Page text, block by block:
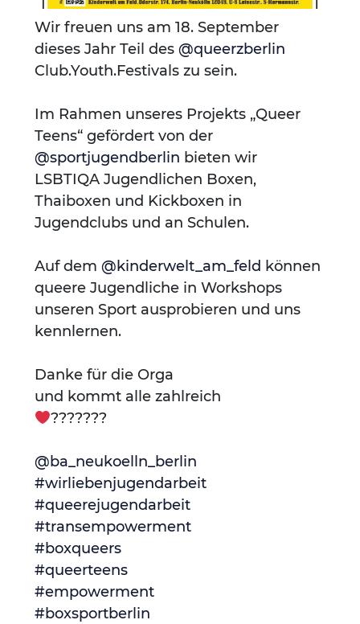
Wir freuen uns am 18. September
dieses Jahr Teil des @queerzberlin
Club.Youth.Festivals zu sein.
Im Rahmen unseres Projekts „Queer
Teens“ gefördert von der
@sportjugendberlin bieten wir
LSBTIQA Jugendlichen Boxen,
Thaiboxen und Kickboxen in
Jugendclubs und an Schulen.
Auf dem @kinderwelt_am_feld können
queere Jugendliche in Workshops
unseren Sport ausprobieren und uns
kennlernen.
Danke für die Orga
und kommt alle zahlreich
???????
@ba_neukoelln_berlin
#wirliebenjugendarbeit
#queerejugendarbeit
#transempowerment
#boxqueers
#queerteens
#empowerment
#boxsportberlin